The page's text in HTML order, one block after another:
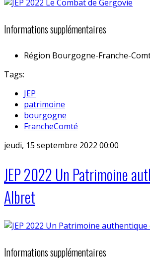
Informations supplémentaires
Région Bourgogne-Franche-
Tags:
JEP
patrimoine
bourgogne
FrancheComté
jeudi, 15 septembre 2022 00:00
JEP 2022 Un Patrimoine
Albret
Informations supplémentaires